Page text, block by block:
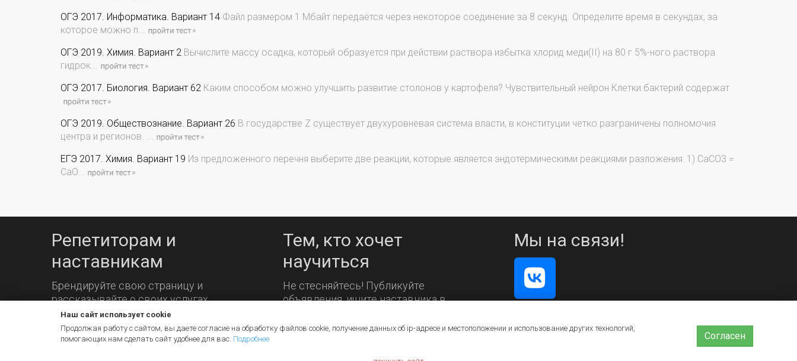
ОГЭ 2017. Информатика. Вариант 14 Файл размером 1 Мбайт передаётся через некоторое соединение за 8 секунд. Определите время в секундах, за
которое можно п...
ОГЭ 2019. Химия. Вариант 2 Вычислите массу осадка, который образуется при действии раствора избытка хлорид меди(II) на 80 г 5%-ного раствора
гидрок...
ОГЭ 2017. Биология. Вариант 62 Каким способом можно улучшить развитие столонов у картофеля? Чувствительный нейрон Клетки бактерий содержат
ОГЭ 2019. Обществознание. Вариант 26 В государстве Z существует двухуровневая система власти, в конституции четко разграничены полномочия
центра и регионов. ...
ЕГЭ 2017. Химия. Вариант 19 Из предложенного перечня выберите две реакции, которые является эндотермическими реакциями разложения: 1) CaCO3 =
CaO...
Репетиторам и
наставникам
Брендируйте свою страницу и
рассказывайте о своих услугах.
Тем, кто хочет
научиться
Не стесняйтесь! Публикуйте
объявления, ищите наставника в
Мы на связи!
Наш сайт использует cookie
Продолжая работу с сайтом, вы даете согласие на обработку файлов cookie, получение данных об ip-адресе и местоположении и использование других технологий,
помогающих нам сделать сайт удобнее для вас. Подробнее Согласен